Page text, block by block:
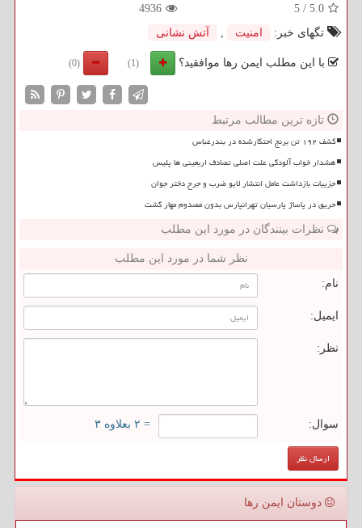
5.0
/
5
4936
تگهای خبر:
امنیت , آتش نشانی
با این مطلب ایمن رها موافقید؟ (1)
(0)
تازه ترین مطالب مرتبط
کشف ۱۹۲ تن برنج احتکارشده در بندرعباس
هشدار خواب آلودگی علت اصلی تصادف اربعینی ها پلیس
جزییات بازداشت عامل انتشار لایو ضرب و جرح دختر جوان
حریق در پاساژ پارسیان تهرانپارس بدون مصدوم مهار گشت
نظرات بینندگان در مورد این مطلب
نظر شما در مورد این مطلب
نام:
ایمیل:
نظر:
سوال: = ۲ بعلاوه ۳
دوستان ایمن رها